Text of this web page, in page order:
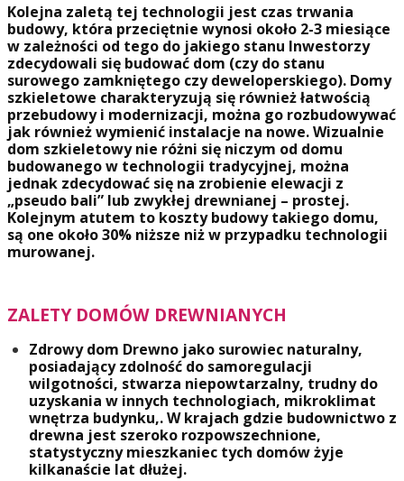
Kolejna zaletą tej technologii jest czas trwania
budowy, która przeciętnie wynosi około 2-3 miesiące
w zależności od tego do jakiego stanu Inwestorzy
zdecydowali się budować dom (czy do stanu
surowego zamkniętego czy deweloperskiego). Domy
szkieletowe charakteryzują się również łatwością
przebudowy i modernizacji, można go rozbudowywać
jak również wymienić instalacje na nowe. Wizualnie
dom szkieletowy nie różni się niczym od domu
budowanego w technologii tradycyjnej, można
jednak zdecydować się na zrobienie elewacji z
„pseudo bali” lub zwykłej drewnianej – prostej.
Kolejnym atutem to koszty budowy takiego domu,
są one około 30% niższe niż w przypadku technologii
murowanej.
ZALETY DOMÓW DREWNIANYCH
Zdrowy dom Drewno jako surowiec naturalny,
posiadający zdolność do samoregulacji
wilgotności, stwarza niepowtarzalny, trudny do
uzyskania w innych technologiach, mikroklimat
wnętrza budynku,. W krajach gdzie budownictwo z
drewna jest szeroko rozpowszechnione,
statystyczny mieszkaniec tych domów żyje
kilkanaście lat dłużej.